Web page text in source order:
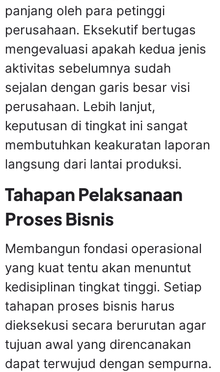
panjang oleh para petinggi
perusahaan. Eksekutif bertugas
mengevaluasi apakah kedua jenis
aktivitas sebelumnya sudah
sejalan dengan garis besar visi
perusahaan. Lebih lanjut,
keputusan di tingkat ini sangat
membutuhkan keakuratan laporan
langsung dari lantai produksi.
Tahapan Pelaksanaan
Proses Bisnis
Membangun fondasi operasional
yang kuat tentu akan menuntut
kedisiplinan tingkat tinggi. Setiap
tahapan proses bisnis harus
dieksekusi secara berurutan agar
tujuan awal yang direncanakan
dapat terwujud dengan sempurna.